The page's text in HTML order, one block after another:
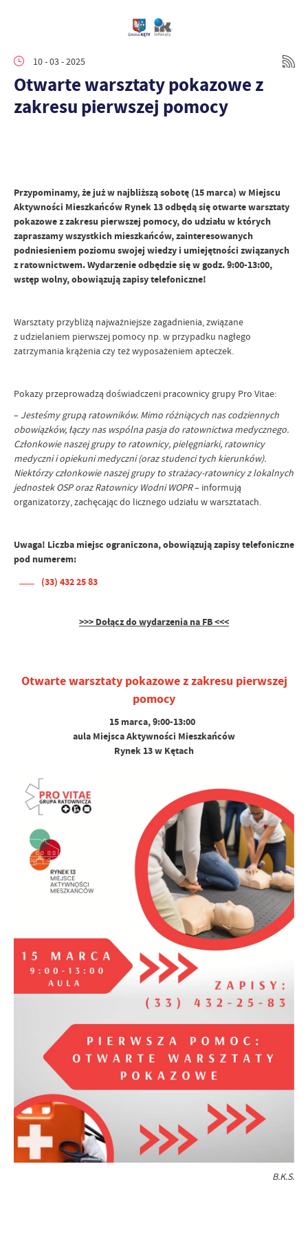
10 - 03 - 2025
Otwarte warsztaty pokazowe z
zakresu pierwszej pomocy
Przypominamy, że już w najbliższą sobotę (15 marca) w Miejscu
Aktywności Mieszkańców Rynek 13 odbędą się otwarte warsztaty
pokazowe z zakresu pierwszej pomocy, do udziału w których
zapraszamy wszystkich mieszkańców, zainteresowanych
podniesieniem poziomu swojej wiedzy i umiejętności związanych
z ratownictwem. Wydarzenie odbędzie się w godz. 9:00-13:00,
wstęp wolny, obowiązują zapisy telefoniczne!
Warsztaty przybliżą najważniejsze zagadnienia, związane
z udzielaniem pierwszej pomocy np. w przypadku nagłego
zatrzymania krążenia czy też wyposażeniem apteczek.
Pokazy przeprowadzą doświadczeni pracownicy grupy Pro Vitae:
– Jesteśmy grupą ratowników. Mimo różniących nas codziennych
obowiązków, łączy nas wspólna pasja do ratownictwa medycznego.
Członkowie naszej grupy to ratownicy, pielęgniarki, ratownicy
medyczni i opiekuni medyczni (oraz studenci tych kierunków).
Niektórzy członkowie naszej grupy to strażacy-ratownicy z lokalnych
jednostek OSP oraz Ratownicy Wodni WOPR– informują
organizatorzy, zachęcając do licznego udziału w warsztatach.
Uwaga! Liczba miejsc ograniczona, obowiązują zapisy telefoniczne
pod numerem:
(33) 432 25 83
>>> Dołącz do wydarzenia na FB <<<
Otwarte warsztaty pokazowe z zakresu pierwszej
pomocy
15 marca, 9:00-13:00
aula Miejsca Aktywności Mieszkańców
Rynek 13 w Kętach
B.K.S.